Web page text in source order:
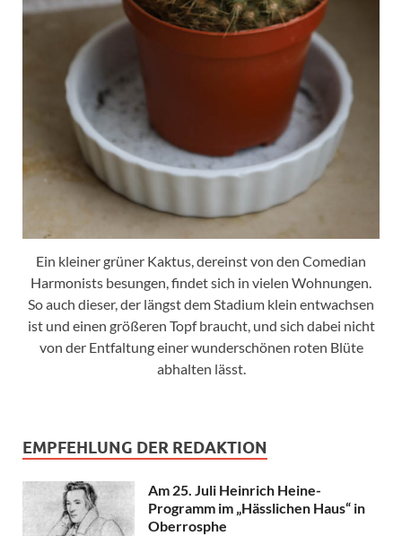
Ein kleiner grüner Kaktus, dereinst von den Comedian
Harmonists besungen, findet sich in vielen Wohnungen.
So auch dieser, der längst dem Stadium klein entwachsen
ist und einen größeren Topf braucht, und sich dabei nicht
von der Entfaltung einer wunderschönen roten Blüte
abhalten lässt.
EMPFEHLUNG DER REDAKTION
Am 25. Juli Heinrich Heine-
Programm im „Hässlichen Haus“ in
Oberrosphe